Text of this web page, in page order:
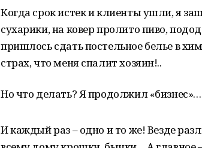
Когда срок истек и клиенты ушли, я
сухарики, на ковер пролито пиво,
пришлось сдать постельное белье в
страх, что меня спалит хозяин!..
Но что делать? Я продолжил «бизнес»…
И каждый раз – одно и то же! Везде